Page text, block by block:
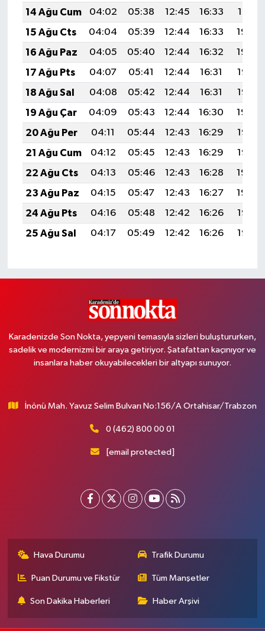
14 Ağu Cum
04:02 05:38 12:45 16:33
19:41
15 Ağu Cts
04:04 05:39 12:44 16:33
19:40
16 Ağu Paz
04:05 05:40 12:44 16:32
19:39
17 Ağu Pts
04:07 05:41 12:44 16:31
19:37
18 Ağu Sal
04:08 05:42 12:44 16:31
19:36
19 Ağu Çar
04:09 05:43 12:44 16:30
19:34
20 Ağu Per
04:11 05:44 12:43 16:29
19:33
21 Ağu Cum
04:12 05:45 12:43 16:29
19:32
22 Ağu Cts
04:13 05:46 12:43 16:28
19:30
23 Ağu Paz
04:15 05:47 12:43 16:27
19:29
24 Ağu Pts
04:16 05:48 12:42 16:26
19:27
25 Ağu Sal
04:17 05:49 12:42 16:26 19:26
Karadenizde Son Nokta, yepyeni temasıyla sizleri buluştururken,
sadelik ve modernizmi bir araya getiriyor. Şatafattan kaçınıyor ve
insanlara haber okuyabilecekleri bir altyapı sunuyor.
İnönü Mah. Yavuz Selim Bulvarı No:156/A Ortahisar/Trabzon
0 (462) 800 00 01
[email protected]
Hava Durumu Trafik Durumu
Puan Durumu ve Fikstür Tüm Manşetler
Son Dakika Haberleri Haber Arşivi